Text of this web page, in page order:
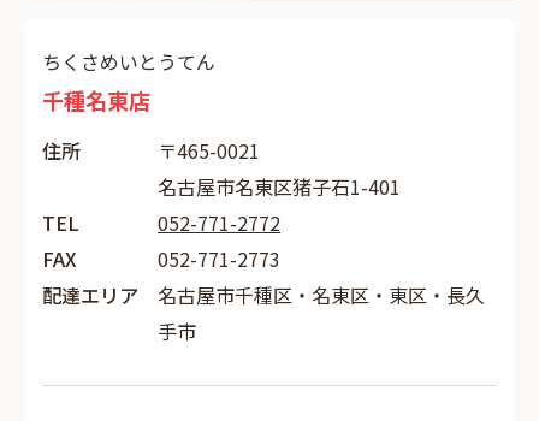
ちくさめいとうてん
千種名東店
住所
〒465-0021
名古屋市名東区猪子石1-401
TEL
052-771-2772
FAX
052-771-2773
配達エリア
名古屋市千種区・名東区・東区・長久
手市